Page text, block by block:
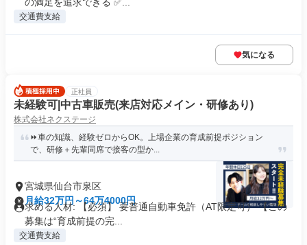
交通費支給
気になる
正社員
未経験可|中古車販売(来店対応メイン・研修あり)
株式会社ネクステージ
⏩️車の知識、経験ゼロからOK。上場企業の育成前提ポジション
で、研修＋先輩同席で接客の型か...
宮城県仙台市泉区
月給32万円～64万4000円
求める人材: 【必須】 要普通自動車免許（AT限定可） 【この
募集は“育成前提の完...
交通費支給